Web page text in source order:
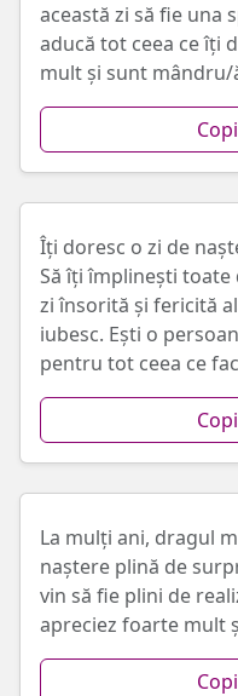
această zi să fie una
aducă tot ceea ce îți
mult și sunt mândru/
Îți doresc o zi de
Să îți împlinești toate
zi însorită și fericită
iubesc. Ești o
pentru tot ceea ce
La mulți ani, dragul
naștere plină de
vin să fie plini de
apreciez foarte mult